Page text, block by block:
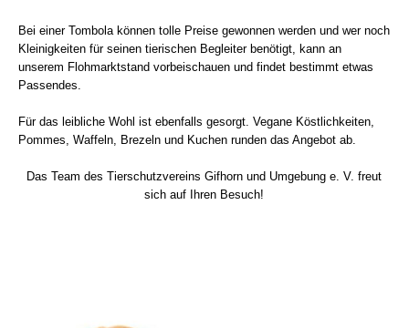
Bei einer Tombola können tolle Preise gewonnen werden und wer noch
Kleinigkeiten für seinen tierischen Begleiter benötigt, kann an
unserem Flohmarktstand vorbeischauen und findet bestimmt etwas
Passendes.
Für das leibliche Wohl ist ebenfalls gesorgt. Vegane Köstlichkeiten,
Pommes, Waffeln, Brezeln und Kuchen runden das Angebot ab.
Das Team des Tierschutzvereins Gifhorn und Umgebung e. V. freut
sich auf Ihren Besuch!